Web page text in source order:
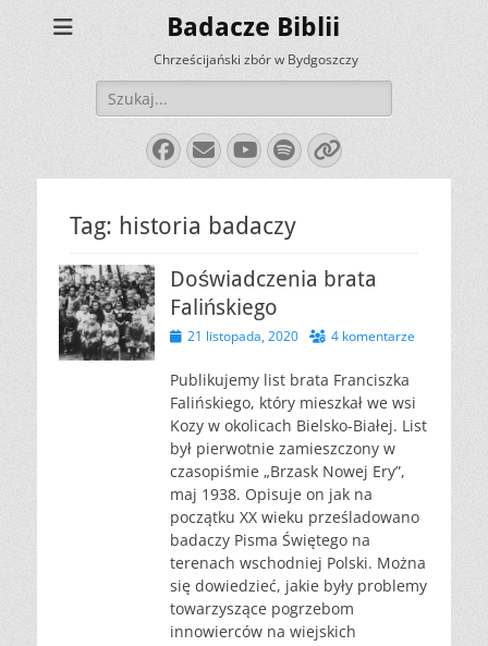
Badacze Biblii
Chrześcijański zbór w Bydgoszczy
Szukaj:
Facebook
E-
mail
YouTube
Spotify
Link
Tag: historia badaczy
Doświadczenia brata
Falińskiego
Opublikowano
21 listopada, 2020 4 komentarze
Publikujemy list brata Franciszka
Falińskiego, który mieszkał we wsi
Kozy w okolicach Bielsko-Białej. List
był pierwotnie zamieszczony w
czasopiśmie „Brzask Nowej Ery”,
maj 1938. Opisuje on jak na
początku XX wieku prześladowano
badaczy Pisma Świętego na
terenach wschodniej Polski. Można
się dowiedzieć, jakie były problemy
towarzyszące pogrzebom
innowierców na wiejskich